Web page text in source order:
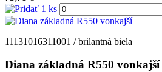
11131016311001 / brilantná biela
Diana základná R550 vonkajší